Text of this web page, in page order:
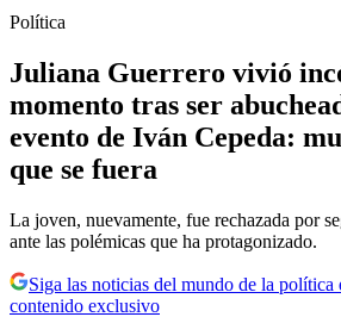
Política
Juliana Guerrero vivió
momento tras ser
evento de Iván Cepeda:
que se fuera
La joven, nuevamente, fue rechazada por
ante las polémicas que ha protagonizado.
Siga las noticias del mundo de la política
contenido exclusivo